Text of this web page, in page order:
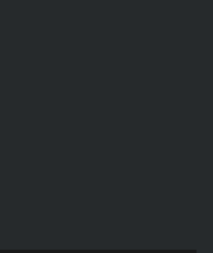
x 35 mm